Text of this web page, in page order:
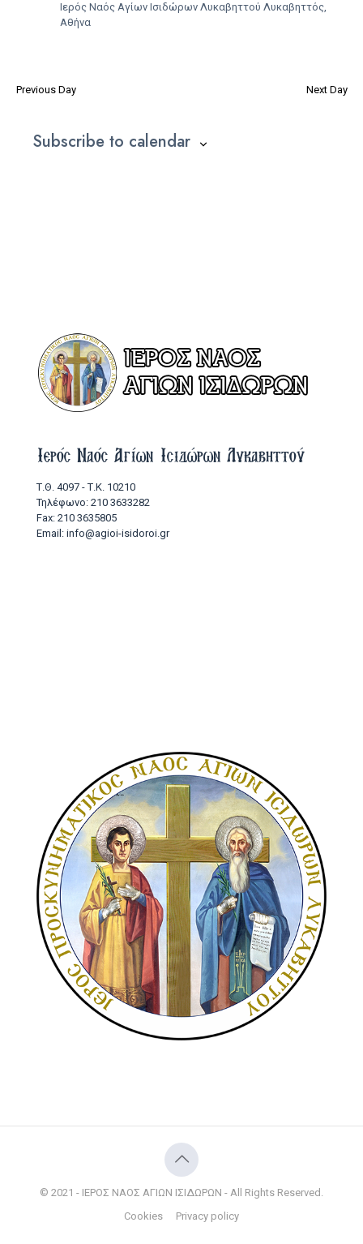
Ιερός Ναός Αγίων Ισιδώρων Λυκαβηττού Λυκαβηττός,
Αθήνα
Previous Day Next Day
Subscribe to calendar
Ιερός Ναός Αγίων Ισιδώρων Λυκαβηττού
Τ.Θ. 4097 - Τ.Κ. 10210
Τηλέφωνο: 210 3633282
Fax: 210 3635805
Email: info@agioi-isidoroi.gr
© 2021 - ΙΕΡΟΣ ΝΑΟΣ ΑΓΙΩΝ ΙΣΙΔΩΡΩΝ - All Rights Reserved.
Cookies
Privacy policy